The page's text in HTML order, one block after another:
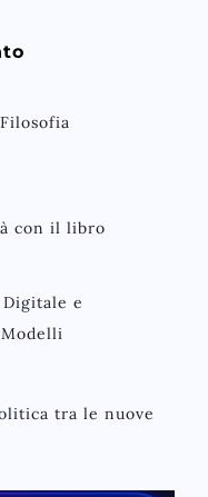
con il libro
e
Modelli
tra le nuove